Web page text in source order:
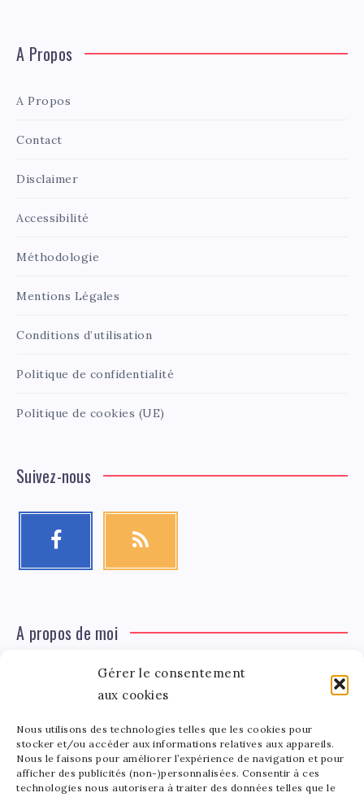
Gérer le consentement
aux cookies
Nous utilisons des technologies telles que les cookies pour
stocker et/ou accéder aux informations relatives aux appareils.
Nous le faisons pour améliorer l’expérience de navigation et pour
afficher des publicités (non-)personnalisées. Consentir à ces
technologies nous autorisera à traiter des données telles que le
A Propos
A Propos
Contact
Disclaimer
Accessibilité
Méthodologie
Mentions Légales
Conditions d’utilisation
Politique de confidentialité
Politique de cookies (UE)
Suivez-nous
A propos de moi
Tinger
Léa Tinger
Fondatrice
Fondatrice de FortunedeStar.com, je fusionne ma
passion pour les cultures et l'économie des célébrités.